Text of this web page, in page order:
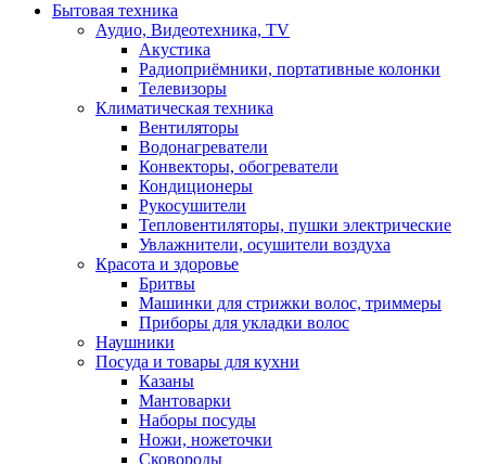
Бытовая техника
Аудио, Видеотехника, TV
Акустика
Радиоприёмники, портативные колонки
Телевизоры
Климатическая техника
Вентиляторы
Водонагреватели
Конвекторы, обогреватели
Кондиционеры
Рукосушители
Тепловентиляторы, пушки электрические
Увлажнители, осушители воздуха
Красота и здоровье
Бритвы
Машинки для стрижки волос, триммеры
Приборы для укладки волос
Наушники
Посуда и товары для кухни
Казаны
Мантоварки
Наборы посуды
Ножи, ножеточки
Сковороды